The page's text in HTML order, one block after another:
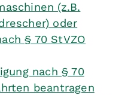
(z.B.
oder
§ 70 StVZO
nach § 70
beantragen